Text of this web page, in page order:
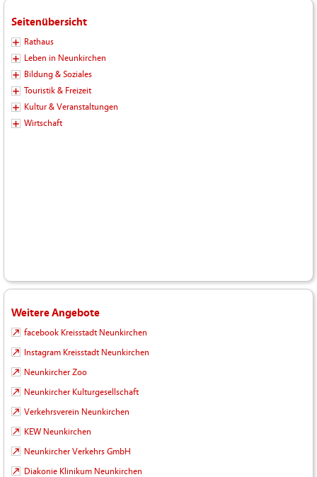
Seitenübersicht
Rathaus
Leben in Neunkirchen
Bildung & Soziales
Touristik & Freizeit
Kultur & Veranstaltungen
Wirtschaft
Weitere Angebote
facebook Kreisstadt Neunkirchen
Instagram Kreisstadt Neunkirchen
Neunkircher Zoo
Neunkircher Kulturgesellschaft
Verkehrsverein Neunkirchen
KEW Neunkirchen
Neunkircher Verkehrs GmbH
Diakonie Klinikum Neunkirchen